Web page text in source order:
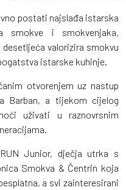
postati najslađa istarska
smokve i smokvenjaka,
valorizira smokvu
istarske kuhinje.
otvorenjem uz nastup
Barban, a tijekom cijelog
uživati u raznovrsnim
Junior, dječja utrka s
Smokva & Čentrin koja
a svi zainteresirani